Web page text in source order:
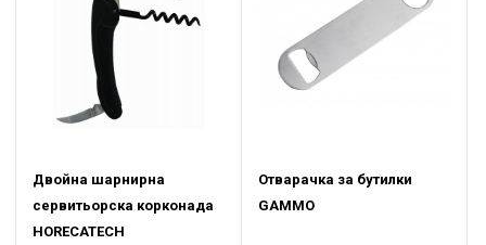
Двойна шарнирна
сервитьорска корконада
HORECATECH
Отварачка за бутилки
GAMMO